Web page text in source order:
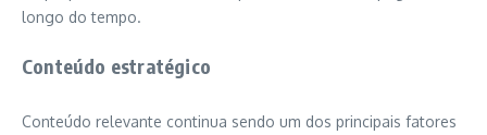
longo do tempo.
Conteúdo estratégico
Conteúdo relevante continua sendo um dos principais fatores